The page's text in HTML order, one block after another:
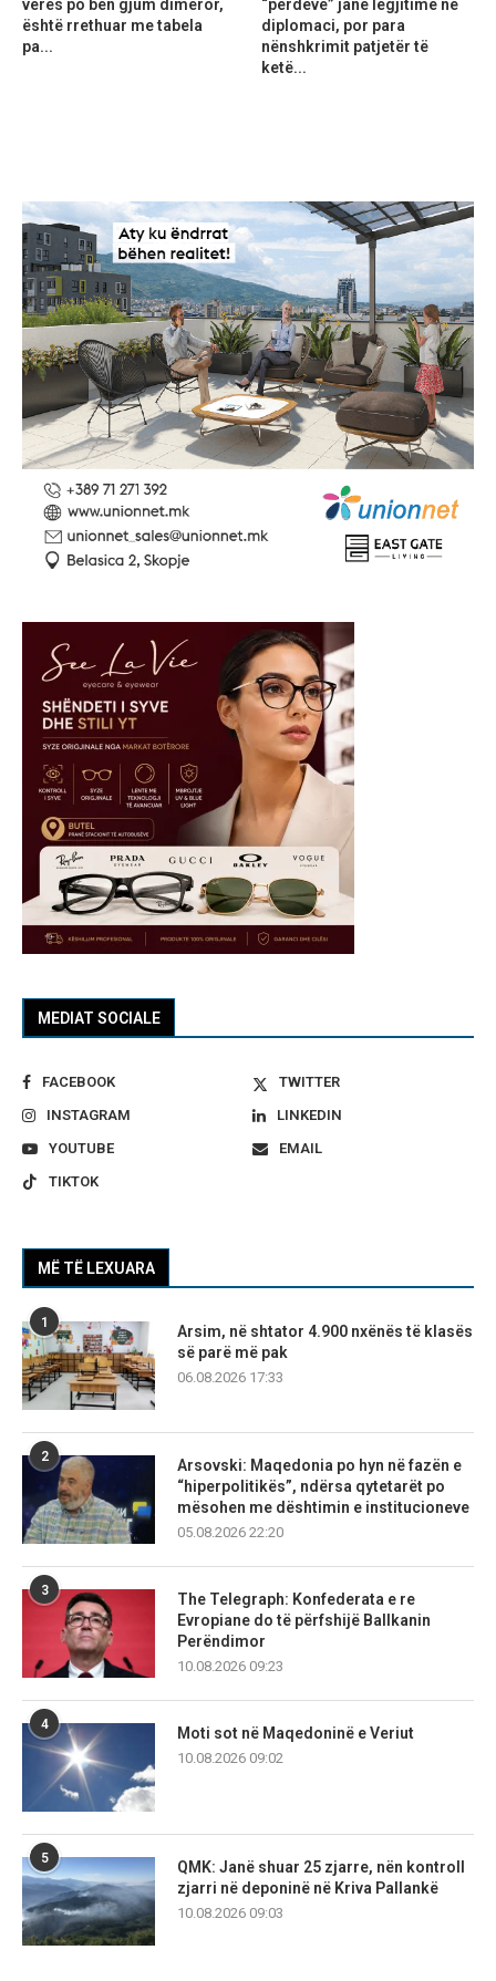
MEDIAT SOCIALE
FACEBOOK
TWITTER
INSTAGRAM
LINKEDIN
YOUTUBE
EMAIL
TIKTOK
MË TË LEXUARA
1
Arsim, në shtator 4.900 nxënës të klasës
së parë më pak
06.08.2026 17:33
2
Arsovski: Maqedonia po hyn në fazën e
“hiperpolitikës”, ndërsa qytetarët po
mësohen me dështimin e institucioneve
05.08.2026 22:20
3
The Telegraph: Konfederata e re
Evropiane do të përfshijë Ballkanin
Perëndimor
10.08.2026 09:23
4
Moti sot në Maqedoninë e Veriut
10.08.2026 09:02
5
QMK: Janë shuar 25 zjarre, nën kontroll
zjarri në deponinë në Kriva Pallankë
10.08.2026 09:03
verës po bën gjum dimëror,
është rrethuar me tabela
pa...
“perdeve” janë legjitime në
diplomaci, por para
nënshkrimit patjetër të
ketë...